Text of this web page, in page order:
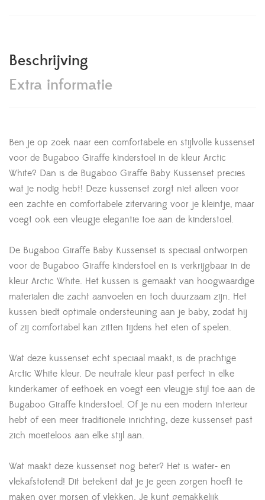
Beschrijving
Extra informatie
Ben je op zoek naar een comfortabele en stijlvolle kussenset
voor de Bugaboo Giraffe kinderstoel in de kleur Arctic
White? Dan is de Bugaboo Giraffe Baby Kussenset precies
wat je nodig hebt! Deze kussenset zorgt niet alleen voor
een zachte en comfortabele zitervaring voor je kleintje, maar
voegt ook een vleugje elegantie toe aan de kinderstoel.
De Bugaboo Giraffe Baby Kussenset is speciaal ontworpen
voor de Bugaboo Giraffe kinderstoel en is verkrijgbaar in de
kleur Arctic White. Het kussen is gemaakt van hoogwaardige
materialen die zacht aanvoelen en toch duurzaam zijn. Het
kussen biedt optimale ondersteuning aan je baby, zodat hij
of zij comfortabel kan zitten tijdens het eten of spelen.
Wat deze kussenset echt speciaal maakt, is de prachtige
Arctic White kleur. De neutrale kleur past perfect in elke
kinderkamer of eethoek en voegt een vleugje stijl toe aan de
Bugaboo Giraffe kinderstoel. Of je nu een modern interieur
hebt of een meer traditionele inrichting, deze kussenset past
zich moeiteloos aan elke stijl aan.
Wat maakt deze kussenset nog beter? Het is water- en
vlekafstotend! Dit betekent dat je je geen zorgen hoeft te
maken over morsen of vlekken. Je kunt gemakkelijk